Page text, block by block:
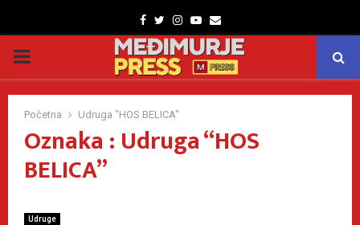
Facebook
TwitterInstagram
Youtube
Email
PRIMARY
MENU
Početna Udruga "HOS BELICA"
Oznaka : Udruga “HOS
BELICA”
Udruge